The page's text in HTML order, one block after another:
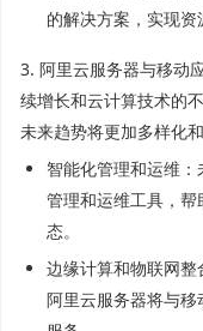
的解决方案，实现资
3. 阿里云服务器与移动
续增长和云计算技术的
未来趋势将更加多样化
智能化管理和运维
管理和运维工具，
态。
边缘计算和物联网整
阿里云服务器将与